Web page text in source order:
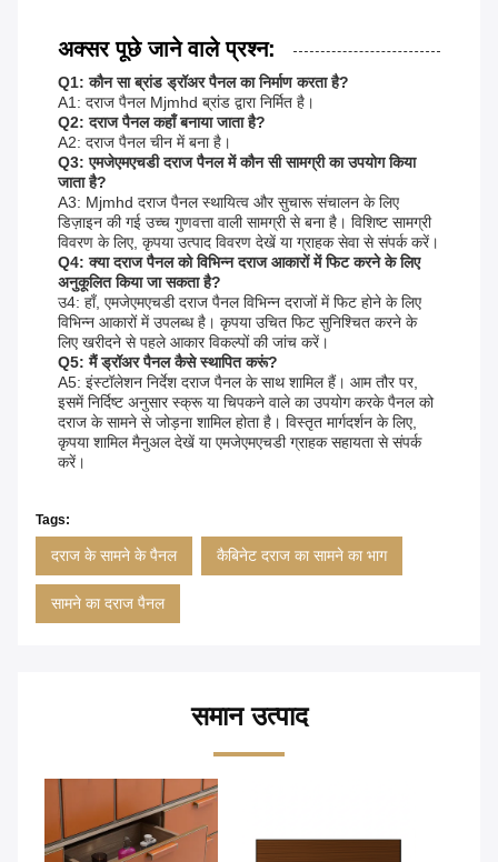
अक्सर पूछे जाने वाले प्रश्न:
Q1: कौन सा ब्रांड ड्रॉअर पैनल का निर्माण करता है?
A1: दराज पैनल Mjmhd ब्रांड द्वारा निर्मित है।
Q2: दराज पैनल कहाँ बनाया जाता है?
A2: दराज पैनल चीन में बना है।
Q3: एमजेएमएचडी दराज पैनल में कौन सी सामग्री का उपयोग किया
जाता है?
A3: Mjmhd दराज पैनल स्थायित्व और सुचारू संचालन के लिए
डिज़ाइन की गई उच्च गुणवत्ता वाली सामग्री से बना है। विशिष्ट सामग्री
विवरण के लिए, कृपया उत्पाद विवरण देखें या ग्राहक सेवा से संपर्क करें।
Q4: क्या दराज पैनल को विभिन्न दराज आकारों में फिट करने के लिए
अनुकूलित किया जा सकता है?
उ4: हाँ, एमजेएमएचडी दराज पैनल विभिन्न दराजों में फिट होने के लिए
विभिन्न आकारों में उपलब्ध है। कृपया उचित फिट सुनिश्चित करने के
लिए खरीदने से पहले आकार विकल्पों की जांच करें।
Q5: मैं ड्रॉअर पैनल कैसे स्थापित करूं?
A5: इंस्टॉलेशन निर्देश दराज पैनल के साथ शामिल हैं। आम तौर पर,
इसमें निर्दिष्ट अनुसार स्क्रू या चिपकने वाले का उपयोग करके पैनल को
दराज के सामने से जोड़ना शामिल होता है। विस्तृत मार्गदर्शन के लिए,
कृपया शामिल मैनुअल देखें या एमजेएमएचडी ग्राहक सहायता से संपर्क
करें।
Tags:
दराज के सामने के पैनल कैबिनेट दराज का सामने का भाग
सामने का दराज पैनल
समान उत्पाद